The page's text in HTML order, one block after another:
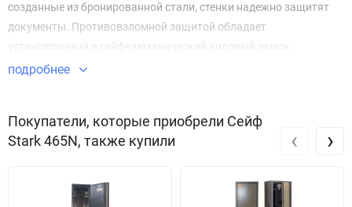
созданные из бронированной стали, стенки надежно защитят
документы. Противовзломной защитой обладает
установленный в сейфе механический кодовый замок.
подробнее
Покупатели, которые приобрели Сейф
Stark 465N, также купили
‹ ›